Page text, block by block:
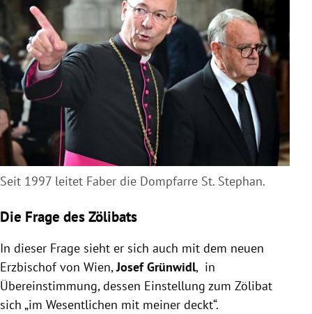
Seit 1997 leitet Faber die Dompfarre St. Stephan.
Die Frage des Zölibats
In dieser Frage sieht er sich auch mit dem neuen
Erzbischof von Wien,Josef Grünwidl, in
Übereinstimmung, dessen Einstellung zum Zölibat
sich „im Wesentlichen mit meiner deckt“.